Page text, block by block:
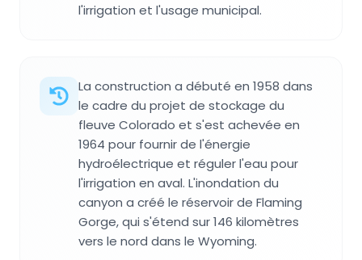
l'irrigation et l'usage municipal.
La construction a débuté en 1958 dans
le cadre du projet de stockage du
fleuve Colorado et s'est achevée en
1964 pour fournir de l'énergie
hydroélectrique et réguler l'eau pour
l'irrigation en aval. L'inondation du
canyon a créé le réservoir de Flaming
Gorge, qui s'étend sur 146 kilomètres
vers le nord dans le Wyoming.